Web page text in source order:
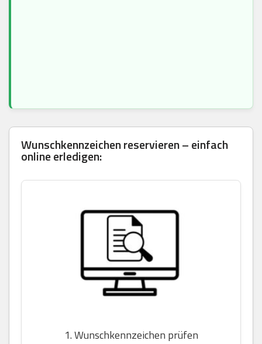
Wunschkennzeichen reservieren – einfach
online erledigen:
1. Wunschkennzeichen prüfen